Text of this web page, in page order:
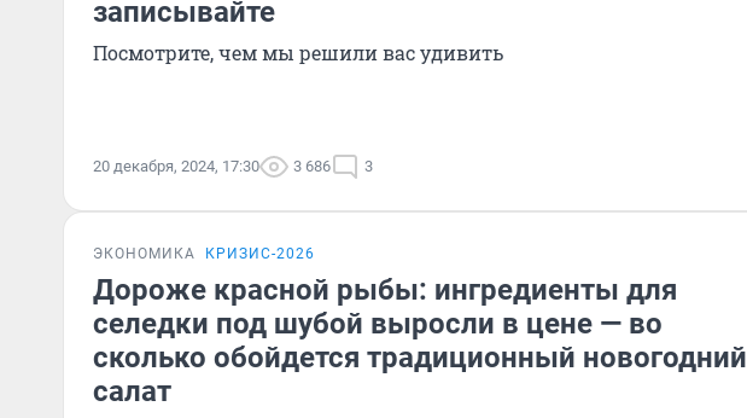
записывайте
Посмотрите, чем мы решили вас удивить
20 декабря, 2024, 17:30 3 686 3
ЭКОНОМИКА КРИЗИС-2026
Дороже красной рыбы: ингредиенты для
селедки под шубой выросли в цене — во
сколько обойдется традиционный новогодний
салат